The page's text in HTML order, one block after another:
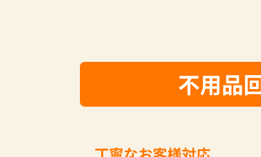
不用品